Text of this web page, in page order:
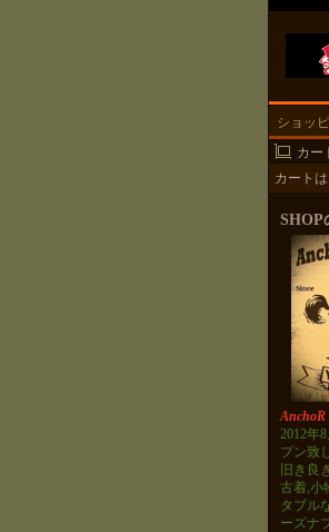
ショッ
カー
カートは
SHOP
AnchoR
2012年
プン致
旧き良
古着,小
タブル
ーズナ